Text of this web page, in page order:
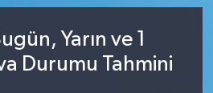
Yarın ve 1
Durumu Tahmini